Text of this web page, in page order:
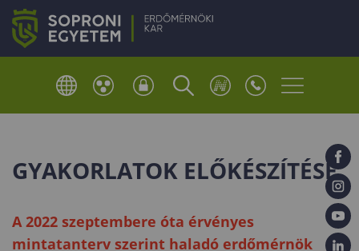
GYAKORLATOK ELŐKÉSZÍTÉSE
A 2022 szeptembere óta érvényes
mintatanterv szerint haladó erdőmérnök